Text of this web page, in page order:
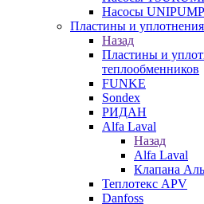
Насосы UNIPUMP
Пластины и
Назад
Пластины и
теплообменников
FUNKE
Sondex
РИДАН
Alfa Laval
Назад
Alfa Laval
Клапана
Теплотекс APV
Danfoss